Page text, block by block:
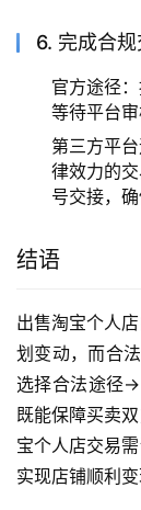
6. 完成合
官方途径
等待平台审
第三方平
律效力的
号交接，
结语
出售淘宝个人
划变动，而合
选择合法途径
既能保障买卖
宝个人店交易
实现店铺顺利